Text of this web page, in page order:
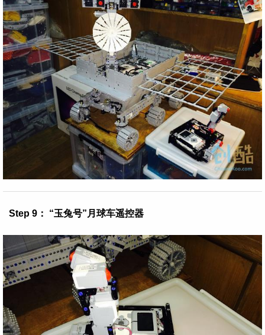
Step 9： “玉兔号”月球车遥控器